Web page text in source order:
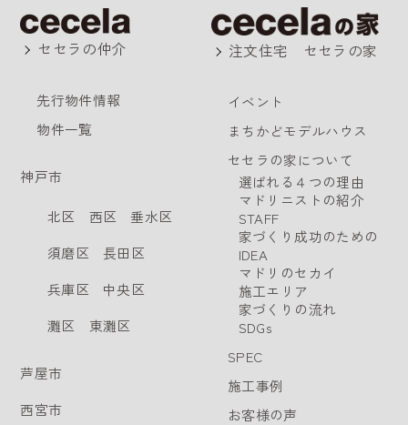
セセラの仲介
先行物件情報
物件一覧
神戸市
北区 西区
垂水区
須磨区
長田区
兵庫区
中央区
灘区
東灘区
芦屋市
西宮市
注文住宅 セセラの家
イベント
まちかどモデルハウス
セセラの家について
選ばれる４つの理由
マドリニストの紹介
STAFF
家づくり成功のための
IDEA
マドリのセカイ
施工エリア
家づくりの流れ
SDGs
SPEC
施工事例
お客様の声